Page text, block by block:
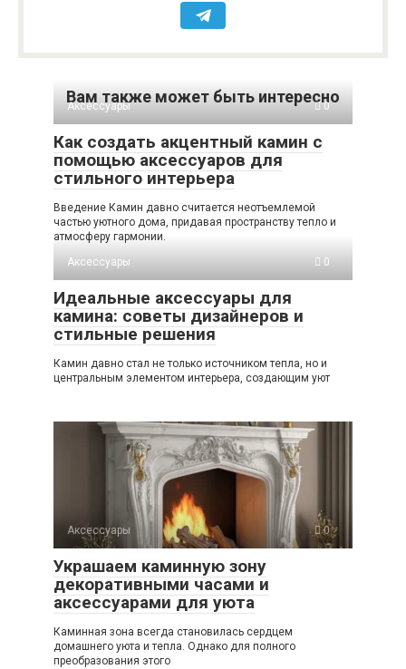
Вам также может быть интересно
Аксессуары 0
Как создать акцентный камин с
помощью аксессуаров для
стильного интерьера
Введение Камин давно считается неотъемлемой
частью уютного дома, придавая пространству тепло и
атмосферу гармонии.
Аксессуары
0
Идеальные аксессуары для
камина: советы дизайнеров и
стильные решения
Камин давно стал не только источником тепла, но и
центральным элементом интерьера, создающим уют
Аксессуары 0
Украшаем каминную зону
декоративными часами и
аксессуарами для уюта
Каминная зона всегда становилась сердцем
домашнего уюта и тепла. Однако для полного
преобразования этого